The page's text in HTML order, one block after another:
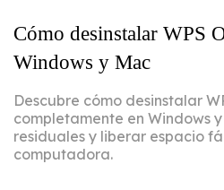
Cómo desinstalar WPS
Windows y Mac
Descubre cómo desinstalar
completamente en Windows
residuales y liberar espacio
computadora.